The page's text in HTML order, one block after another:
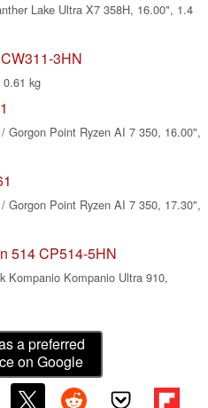
Lake Ultra X7 358H, 16.00", 1.4
3HN
kg
Gorgon Point Ryzen AI 7 350, 16.00",
Gorgon Point Ryzen AI 7 350, 17.30",
514 CP514-5HN
Kompanio Kompanio Ultra 910,
a preferred
on Google